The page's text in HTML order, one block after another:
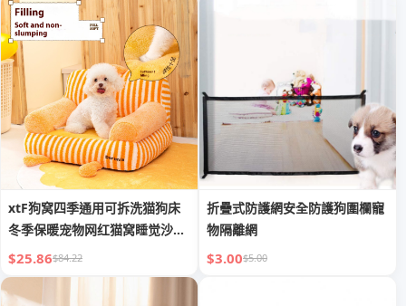
xtF狗窝四季通用可拆洗猫狗床
冬季保暖宠物网红猫窝睡觉沙发
猫狗
$25.86$84.22
折疊式防護網安全防護狗圍欄寵
物隔離網
$3.00$5.00